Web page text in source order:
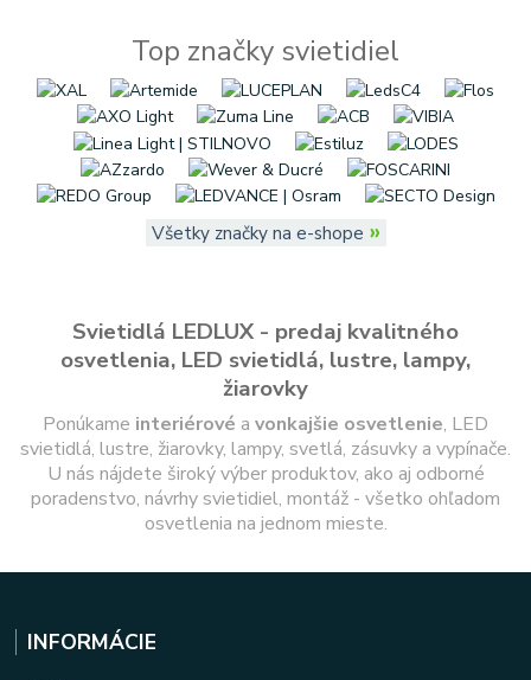
Top značky svietidiel
Všetky značky na e-shope »
Svietidlá LEDLUX - predaj kvalitného
osvetlenia, LED svietidlá, lustre, lampy,
žiarovky
Ponúkame interiérové a vonkajšie osvetlenie, LED
svietidlá, lustre, žiarovky, lampy, svetlá, zásuvky a vypínače.
U nás nájdete široký výber produktov, ako aj odborné
poradenstvo, návrhy svietidiel, montáž - všetko ohľadom
osvetlenia na jednom mieste.
INFORMÁCIE